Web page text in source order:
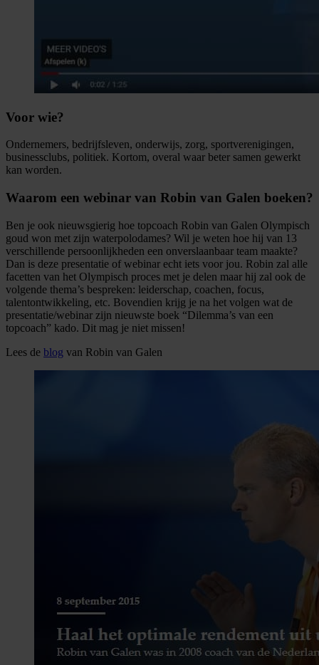
Voor wie?
Ondernemers, bedrijfsleven, onderwijs, zorg, sportverenigingen,
businessclubs, politiek. Kortom, overal waar beter samen gewerkt
kan worden.
Waarom een webinar van Robin van Galen boeken?
Ben je ook nieuwsgierig hoe topcoach Robin van Galen Olympisch
goud won met zijn waterpolodames? Wil je weten hoe hij van 13
verschillende persoonlijkheden een onverslaanbaar team maakte?
Dan is deze presentatie of webinar echt iets voor jou. Robin zal alle
facetten van het Olympisch proces met je delen maar hij zal ook de
volgende thema’s bespreken: leiderschap, coachen, focus,
talentontwikkeling, etc. Bovendien krijg je na het volgen wat de
presentatie/webinar zijn nieuwste boek “Dilemma’s van een
topcoach” kado. Dit mag je niet missen!
Lees de blog van Robin van Galen